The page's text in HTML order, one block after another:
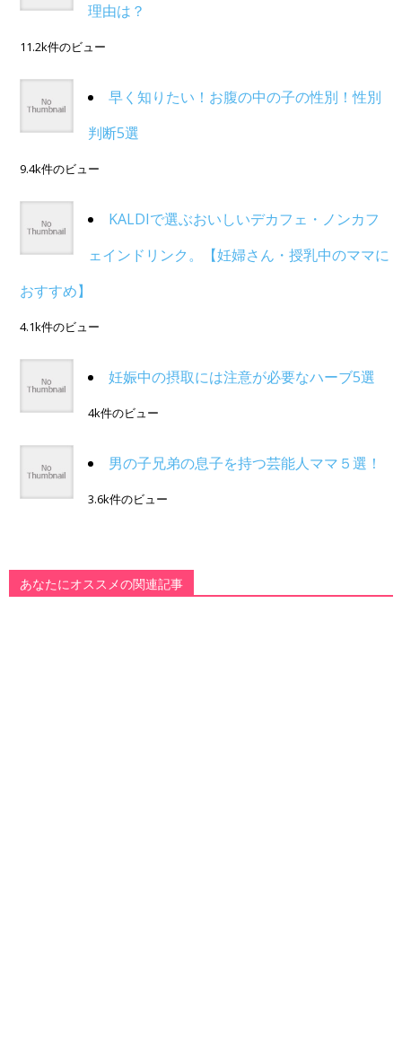
理由は？
11.2k件のビュー
早く知りたい！お腹の中の子の性別！性別
判断5選
9.4k件のビュー
KALDIで選ぶおいしいデカフェ・ノンカフ
ェインドリンク。【妊婦さん・授乳中のママに
おすすめ】
4.1k件のビュー
妊娠中の摂取には注意が必要なハーブ5選
4k件のビュー
男の子兄弟の息子を持つ芸能人ママ５選！
3.6k件のビュー
あなたにオススメの関連記事